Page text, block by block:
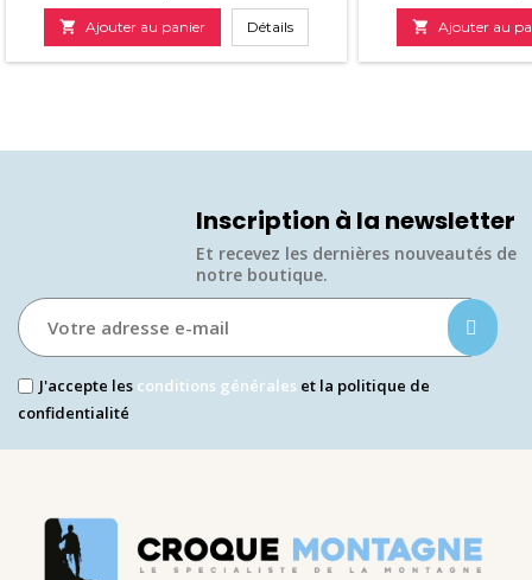
 Ajouter au panier Détails  Ajouter au
Inscription à la newsletter
Et recevez les dernières nouveautés de
notre boutique.​
J'accepte les conditions générales et la politique de
confidentialité